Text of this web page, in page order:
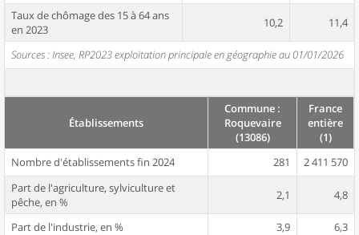
Taux de chômage des 15 à 64 ans
en 2023
10,2 11,4
Sources : Insee, RP2023 exploitation principale en géographie au 01/01/2026
Établissements
Commune :
Roquevaire
(13086)
France
entière
(1)
Nombre d'établissements fin 2024
281
2 411 570
Part de l'agriculture, sylviculture et
pêche, en %
2,1 4,8
Part de l'industrie, en % 3,9
6,3